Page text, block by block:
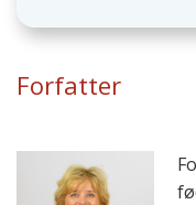
Forfatter